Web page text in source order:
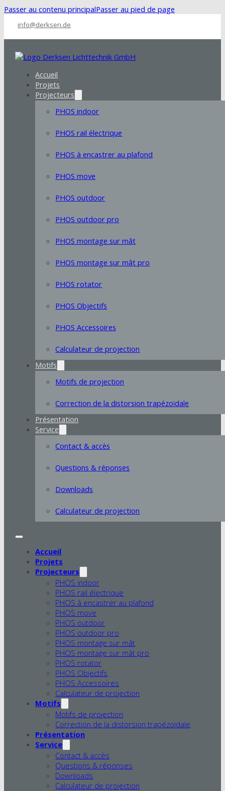
Passer au contenu principalPasser au pied de page
info@derksen.de
Accueil
Projets
Projecteurs
PHOS indoor
PHOS rail électrique
PHOS à encastrer au plafond
PHOS move
PHOS outdoor
PHOS outdoor pro
PHOS montage sur mât
PHOS montage sur mât pro
PHOS rotator
PHOS Objectifs
PHOS Accessoires
Calculateur de projection
Motifs
Motifs de projection
Correction de la distorsion trapézoïdale
Présentation
Service
Contact & accès
Questions & réponses
Downloads
Calculateur de projection
Accueil
Projets
Projecteurs
PHOS indoor
PHOS rail électrique
PHOS à encastrer au plafond
PHOS move
PHOS outdoor
PHOS outdoor pro
PHOS montage sur mât
PHOS montage sur mât pro
PHOS rotator
PHOS Objectifs
PHOS Accessoires
Calculateur de projection
Motifs
Motifs de projection
Correction de la distorsion trapézoïdale
Présentation
Service
Contact & accès
Questions & réponses
Downloads
Calculateur de projection